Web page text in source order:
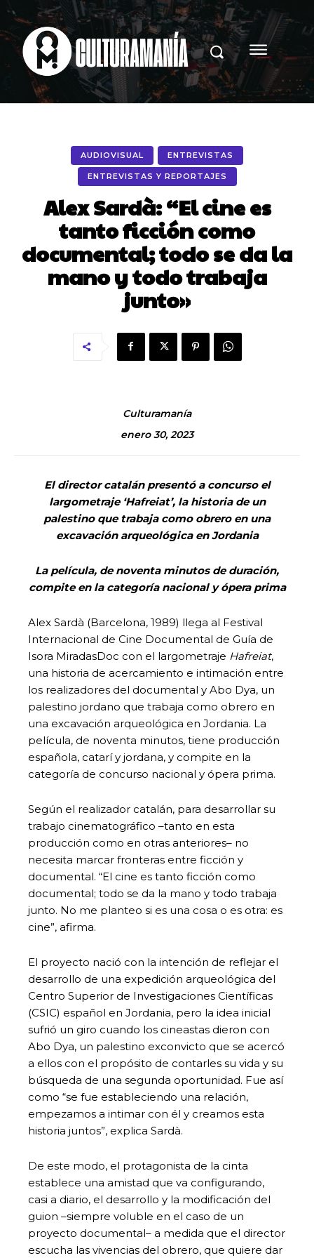
AUDIOVISUAL ENTREVISTAS
ENTREVISTAS Y REPORTAJES
Alex Sardà: “El cine es
tanto ficción como
documental; todo se da la
mano y todo trabaja
junto»
Culturamanía
enero 30, 2023
El director catalán presentó a concurso el
largometraje ‘Hafreiat’, la historia de un
palestino que trabaja como obrero en una
excavación arqueológica en Jordania
La película, de noventa minutos de duración,
compite en la categoría nacional y ópera prima
Alex Sardà (Barcelona, 1989) llega al Festival
Internacional de Cine Documental de Guía de
Isora MiradasDoc con el largometraje Hafreiat,
una historia de acercamiento e intimación entre
los realizadores del documental y Abo Dya, un
palestino jordano que trabaja como obrero en
una excavación arqueológica en Jordania. La
película, de noventa minutos, tiene producción
española, catarí y jordana, y compite en la
categoría de concurso nacional y ópera prima.
Según el realizador catalán, para desarrollar su
trabajo cinematográfico –tanto en esta
producción como en otras anteriores– no
necesita marcar fronteras entre ficción y
documental. “El cine es tanto ficción como
documental; todo se da la mano y todo trabaja
junto. No me planteo si es una cosa o es otra: es
cine”, afirma.
El proyecto nació con la intención de reflejar el
desarrollo de una expedición arqueológica del
Centro Superior de Investigaciones Científicas
(CSIC) español en Jordania, pero la idea inicial
sufrió un giro cuando los cineastas dieron con
Abo Dya, un palestino exconvicto que se acercó
a ellos con el propósito de contarles su vida y su
búsqueda de una segunda oportunidad. Fue así
como “se fue estableciendo una relación,
empezamos a intimar con él y creamos esta
historia juntos”, explica Sardà.
De este modo, el protagonista de la cinta
establece una amistad que va configurando,
casi a diario, el desarrollo y la modificación del
guion –siempre voluble en el caso de un
proyecto documental– a medida que el director
escucha las vivencias del obrero, que quiere dar